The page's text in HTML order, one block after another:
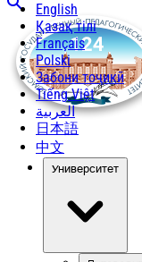
English
Қазақ тілі
Français
Polski
Забони тоҷикӣ
Tiếng Việt
العربية
日本語
中文
Университет